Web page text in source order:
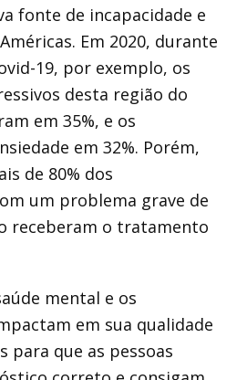
fonte de incapacidade e
Em 2020, durante
19, por exemplo, os
desta região do
em 35%, e os
em 32%. Porém,
de 80% dos
um problema grave de
receberam o tratamento
mental e os
em sua qualidade
para que as pessoas